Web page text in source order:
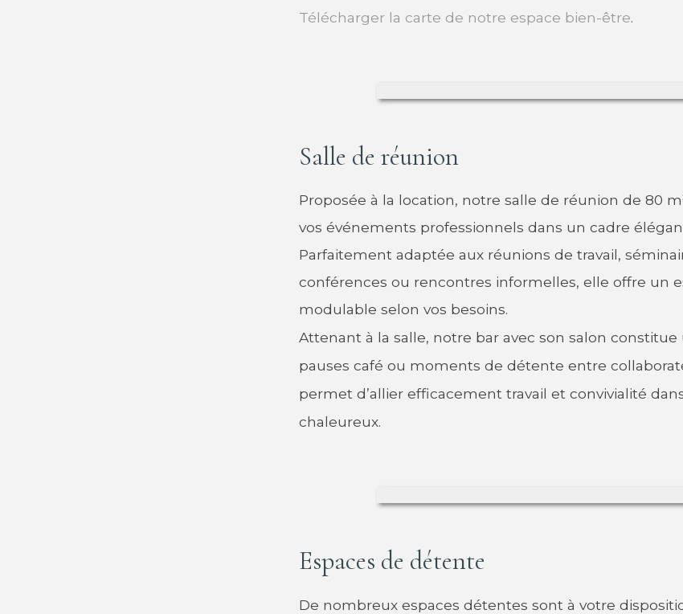
Télécharger la carte de notre espace bien-être.
Salle de réunion
Proposée à la location, notre salle de réunion de 80
vos événements professionnels dans un cadre
Parfaitement adaptée aux réunions de travail,
conférences ou rencontres informelles, elle offre un
modulable selon vos besoins.
Attenant à la salle, notre bar avec son salon
pauses café ou moments de détente entre
permet d’allier efficacement travail et convivialité
chaleureux.
Espaces de détente
De nombreux espaces détentes sont à votre